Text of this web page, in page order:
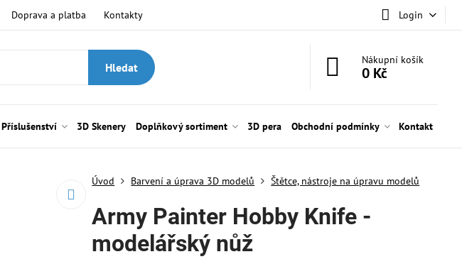
Doprava a platba Kontakty Login
Hledat
Nákupní košík
0 Kč
Příslušenství 3D Skenery Doplňkový sortiment 3D pera Obchodní podmínky Kontakt
Úvod Barvení a úprava 3D modelů Štětce, nástroje na úpravu modelů
Army Painter Hobby Knife -
modelářský nůž